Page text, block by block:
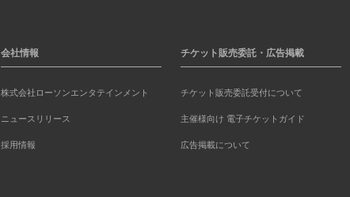
会社情報
株式会社ローソンエンタテインメント
ニュースリリース
採用情報
チケット販売委託・広告掲載
チケット販売委託受付について
主催様向け 電子チケットガイド
広告掲載について